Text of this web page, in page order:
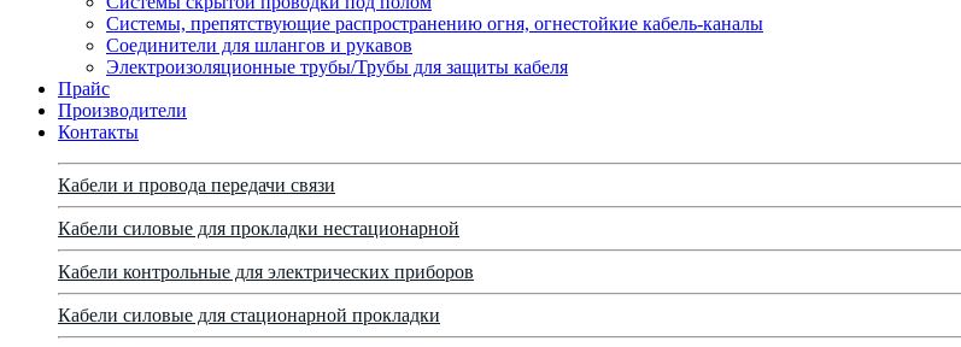
Системы, препятствующие распространению огня, огнестойкие кабель-каналы
Соединители для шлангов и рукавов
Электроизоляционные трубы/Трубы для защиты кабеля
Прайс
Производители
Контакты
Кабели и провода передачи связи
Кабели силовые для прокладки нестационарной
Кабели контрольные для электрических приборов
Кабели силовые для стационарной прокладки